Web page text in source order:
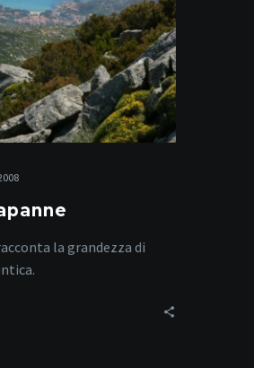
la grandezza di